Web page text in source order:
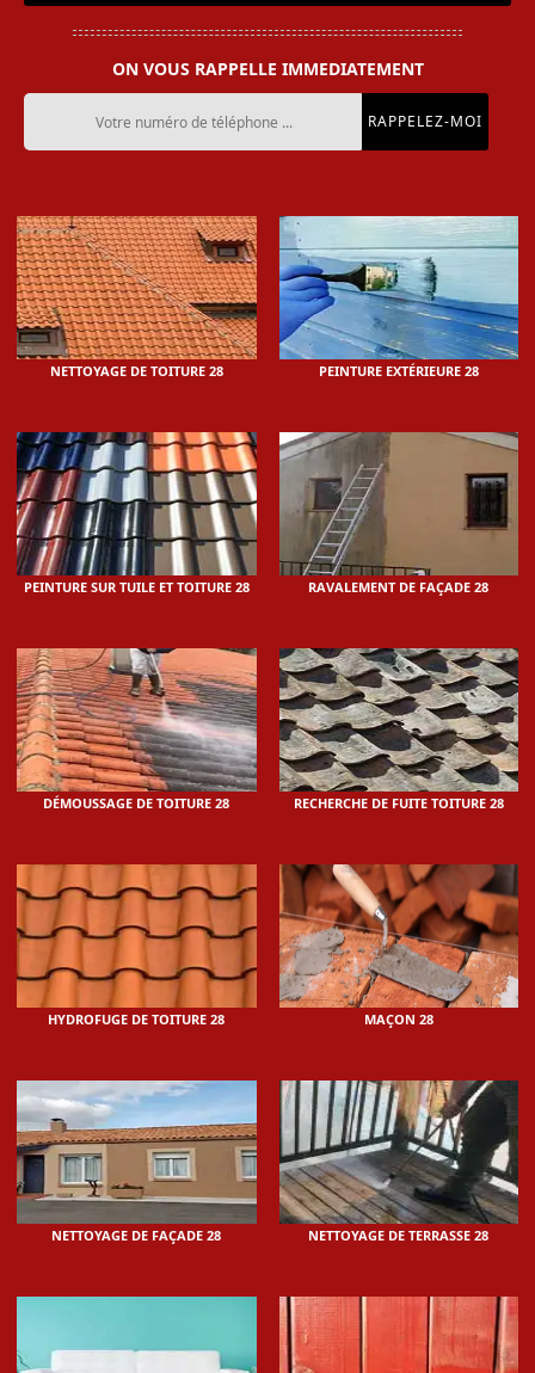
ON VOUS RAPPELLE IMMEDIATEMENT
NETTOYAGE DE TOITURE 28 PEINTURE EXTÉRIEURE 28
PEINTURE SUR TUILE ET TOITURE 28 RAVALEMENT DE FAÇADE 28
DÉMOUSSAGE DE TOITURE 28 RECHERCHE DE FUITE TOITURE 28
HYDROFUGE DE TOITURE 28 MAÇON 28
NETTOYAGE DE FAÇADE 28 NETTOYAGE DE TERRASSE 28